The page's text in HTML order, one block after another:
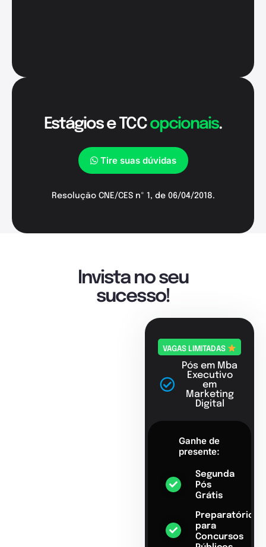
Estágios e TCCopcionais.
Tire suas dúvidas
Resolução CNE/CES nº 1, de 06/04/2018.
Invista no seu
sucesso!
VAGAS LIMITADAS
Pós em Mba
Executivo
em
Marketing
Digital
Ganhe de
presente:
Segunda
Pós
Grátis
Preparatório
para
Concursos